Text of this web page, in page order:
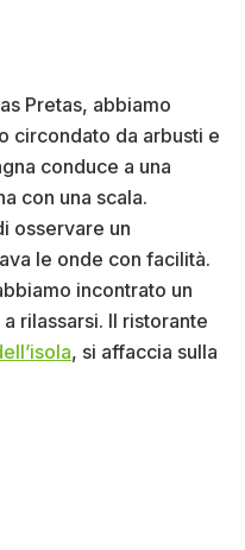
Pretas, abbiamo
circondato da arbusti e
conduce a una
con una scala.
osservare un
le onde con facilità.
incontrato un
rilassarsi. Il ristorante
, si affaccia sulla